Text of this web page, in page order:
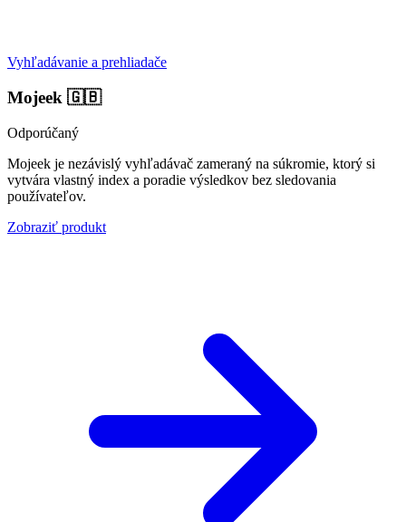
Vyhľadávanie a prehliadače
Mojeek 🇬🇧
Odporúčaný
Mojeek je nezávislý vyhľadávač zameraný na súkromie, ktorý si
vytvára vlastný index a poradie výsledkov bez sledovania
používateľov.
Zobraziť produkt